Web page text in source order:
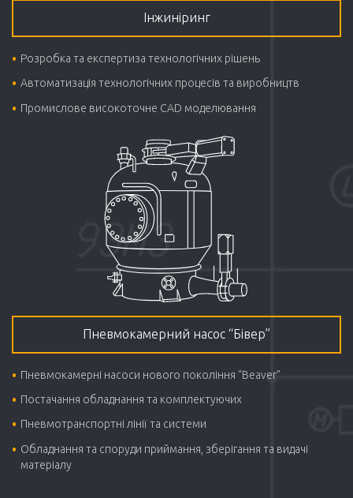
Інжиніринг
Розробка та експертиза технологічних рішень
Автоматизація технологічних процесів та виробництв
Промислове високоточне CAD моделювання
Пневмокамерний насос “Бівер”
Пневмокамерні насоси нового покоління “Beaver”
Постачання обладнання та комплектуючих
Пневмотранспортні лінії та системи
Обладнання та споруди приймання, зберігання та видачі
матеріалу